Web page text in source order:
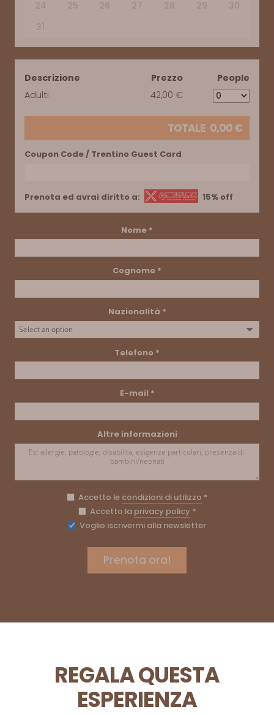
24 25 26 27 28 29
30
31
Descrizione Prezzo
People
Adulti
42,00 €
TOTALE 0,00€
Coupon Code / Trentino Guest Card
Prenota ed avrai diritto a: 15% off
Nome *
Cognome *
Nazionalità *
Telefono *
E-mail *
Altre informazioni
Accetto le condizioni di utilizzo *
Accetto la privacy policy *
Voglio iscrivermi alla newsletter
REGALA QUESTA
ESPERIENZA